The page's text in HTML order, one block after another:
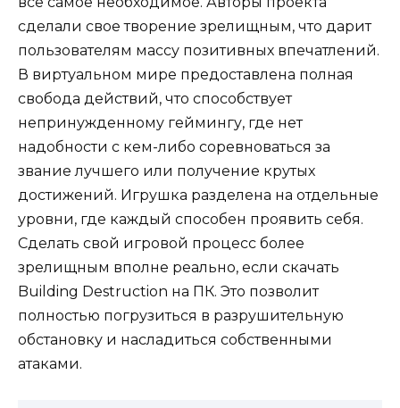
сделали свое творение зрелищным, что дарит
пользователям массу позитивных впечатлений.
В виртуальном мире предоставлена полная
свобода действий, что способствует
непринужденному геймингу, где нет
надобности с кем-либо соревноваться за
звание лучшего или получение крутых
достижений. Игрушка разделена на отдельные
уровни, где каждый способен проявить себя.
Сделать свой игровой процесс более
зрелищным вполне реально, если скачать
Building Destruction на ПК. Это позволит
полностью погрузиться в разрушительную
обстановку и насладиться собственными
атаками.